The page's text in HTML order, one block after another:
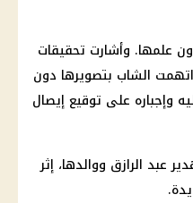
علمها. وأشارت تحقيقات
الشاب بتصويرها دون
وإجباره على توقيع إيصال
عبد الرازق ووالدها، إثر